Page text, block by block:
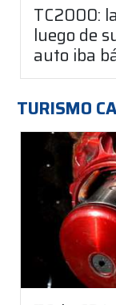
TC2000:
luego de
auto iba
TURISMO